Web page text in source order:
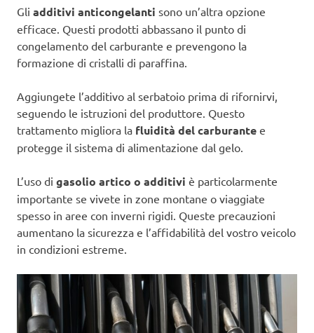
Gli additivi anticongelanti sono un’altra opzione
efficace. Questi prodotti abbassano il punto di
congelamento del carburante e prevengono la
formazione di cristalli di paraffina.
Aggiungete l’additivo al serbatoio prima di rifornirvi,
seguendo le istruzioni del produttore. Questo
trattamento migliora la fluidità del carburante e
protegge il sistema di alimentazione dal gelo.
L’uso di gasolio artico o additivi è particolarmente
importante se vivete in zone montane o viaggiate
spesso in aree con inverni rigidi. Queste precauzioni
aumentano la sicurezza e l’affidabilità del vostro veicolo
in condizioni estreme.